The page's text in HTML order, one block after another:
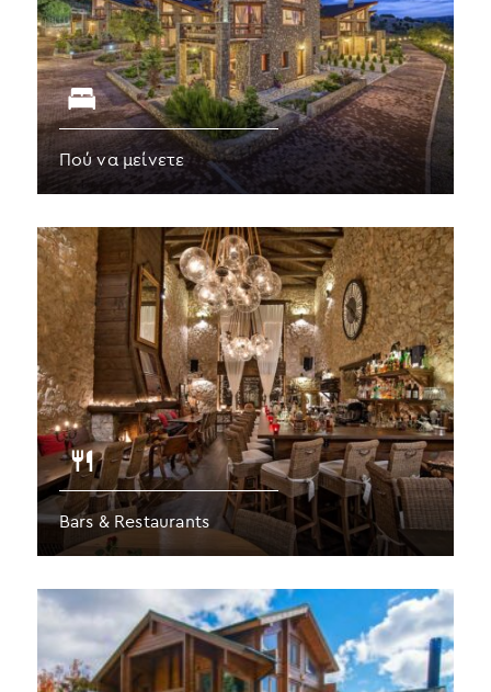
Πού να μείνετε
Bars & Restaurants